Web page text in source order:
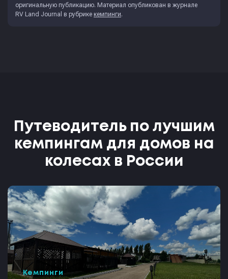
оригинальную публикацию. Материал опубликован в журнале
RV Land Journal в рубрике кемпинги.
Путеводитель по лучшим
кемпингам для домов на
колесах в России
Кемпинги